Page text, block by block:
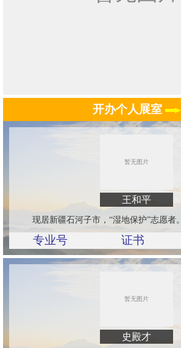
开办个人展室
王和平
现居新疆石河子市，“湿地保护”志愿者。
专业号 证书
史殿才